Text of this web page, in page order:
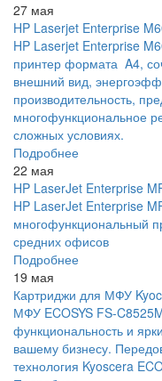
27 мая
HP Laserjet Enterprise
HP Laserjet Enterprise
принтер формата A4,
внешний вид,
производительность,
многофункциональное
сложных условиях.
Подробнее
22 мая
HP LaserJet Enterprise
HP LaserJet Enterprise
многофункциональный
средних офисов
Подробнее
19 мая
Картриджи для МФУ
МФУ ECOSYS FS-
функциональность и
вашему бизнесу.
технология Kyoscera